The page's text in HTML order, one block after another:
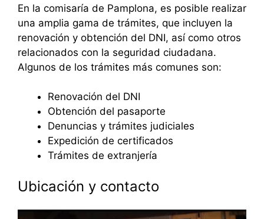
En la comisaría de Pamplona, es posible realizar
una amplia gama de trámites, que incluyen la
renovación y obtención del DNI, así como otros
relacionados con la seguridad ciudadana.
Algunos de los trámites más comunes son:
Renovación del DNI
Obtención del pasaporte
Denuncias y trámites judiciales
Expedición de certificados
Trámites de extranjería
Ubicación y contacto